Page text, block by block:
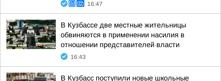
16:47
В Кузбассе две местные жительницы
обвиняются в применении насилия в
отношении представителей власти
16:43
В Кузбасс поступили новые школьные